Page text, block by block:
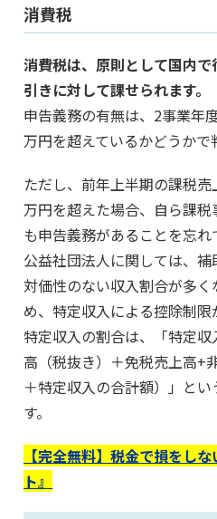
消費税
消費税は、原則として国内
引きに対して課せられます。
申告義務の有無は、2事業年
万円を超えているかどうかで
ただし、前年上半期の課税
万円を超えた場合、自ら課
も申告義務があることを忘れ
公益社団法人に関しては、
対価性のない収入割合が多く
め、特定収入による控除制限
特定収入の割合は、「特定
高（税抜き）＋免税売上高+
＋特定収入の合計額）」と
す。
【完全無料】税金で損をし
ト』